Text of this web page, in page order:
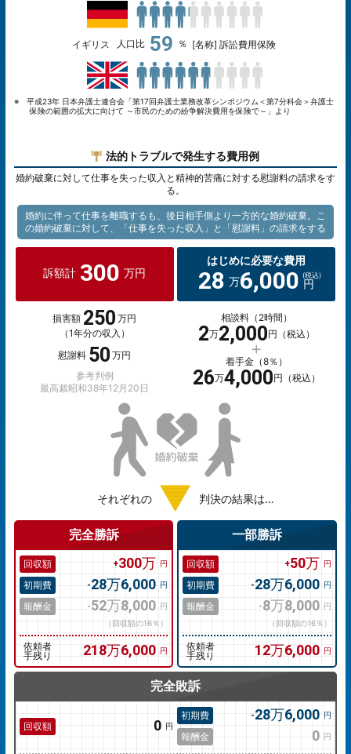
イギリス 人口比 59 ％ [名称] 訴訟費用保険
※ 平成23年 日本弁護士連合会「第17回弁護士業務改革シンポジウム＜第7分科会＞弁護士
保険の範囲の拡大に向けて ～市民のための紛争解決費用を保険で～」より
法的トラブルで発生する費用例
婚約破棄に対して仕事を失った収入と精神的苦痛に対する慰謝料の請求をす
る。
婚約に伴って仕事を離職するも、後日相手側より一方的な婚約破棄。こ
の婚約破棄に対して、「仕事を失った収入」と「慰謝料」の請求をする
訴額計 300 万円
損害額 250 万円
（1年分の収入）
慰謝料 50 万円
参考判例
最高裁昭和38年12月20日
はじめに必要な費用
28 万6,000 円
相談料（2時間）
2万2,000円（税込）
着手金（8％）
26万4,000円（税込）
それぞれの 判決の結果は…
完全勝訴
回収額 300万 円
初期費 28万6,000 円
報酬金 52万8,000 円
（回収額の16％）
依頼者
手残り
218万6,000 円
一部勝訴
回収額 50万 円
初期費 28万6,000 円
報酬金 8万8,000 円
（回収額の16％）
依頼者
手残り
12万6,000 円
完全敗訴
回収額 0 円
初期費 28万6,000 円
報酬金 0 円